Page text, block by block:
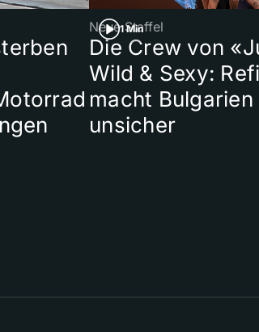
1 Min
Neue Staffel
Die Crew von
Wild & Sexy:
macht Bulgarien
unsicher